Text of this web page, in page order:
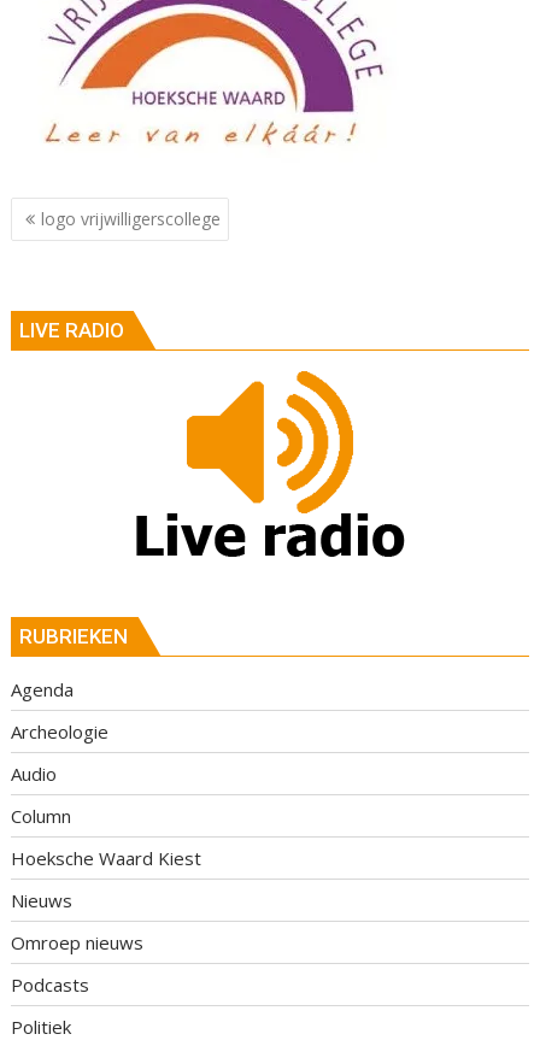
Berichtnavigatie
logo vrijwilligerscollege
LIVE RADIO
RUBRIEKEN
Agenda
Archeologie
Audio
Column
Hoeksche Waard Kiest
Nieuws
Omroep nieuws
Podcasts
Politiek